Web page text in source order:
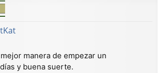
manera de empezar un
y buena suerte.